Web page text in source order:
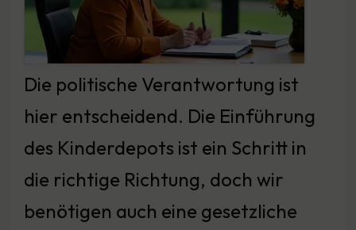
Die politische Verantwortung ist
hier entscheidend. Die Einführung
des Kinderdepots ist ein Schritt in
die richtige Richtung, doch wir
benötigen auch eine gesetzliche